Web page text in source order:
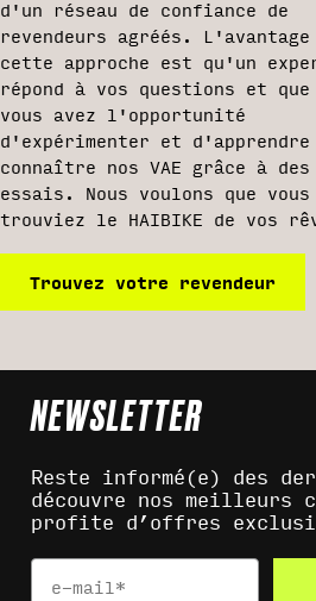
d'un réseau de confiance de
revendeurs agréés. L'avantage
cette approche est qu'un
répond à vos questions et que
vous avez l'opportunité
d'expérimenter et d'apprendre
connaître nos VAE grâce à des
essais. Nous voulons que vous
trouviez le HAIBIKE de vos
Trouvez votre revendeur
NEWSLETTER
Reste informé(e) des
découvre nos meilleurs
profite d’offres
Email